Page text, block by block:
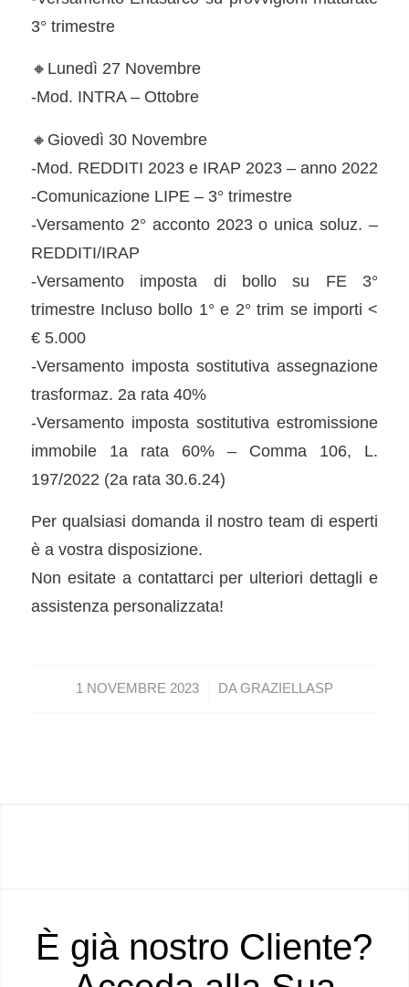
3° trimestre
🔸Lunedì 27 Novembre
-Mod. INTRA – Ottobre
🔸Giovedì 30 Novembre
-Mod. REDDITI 2023 e IRAP 2023 – anno 2022
-Comunicazione LIPE – 3° trimestre
-Versamento 2° acconto 2023 o unica soluz. –
REDDITI/IRAP
-Versamento imposta di bollo su FE 3°
trimestre Incluso bollo 1° e 2° trim se importi <
€ 5.000
-Versamento imposta sostitutiva assegnazione
trasformaz. 2a rata 40%
-Versamento imposta sostitutiva estromissione
immobile 1a rata 60% – Comma 106, L.
197/2022 (2a rata 30.6.24)
Per qualsiasi domanda il nostro team di esperti
è a vostra disposizione.
Non esitate a contattarci per ulteriori dettagli e
assistenza personalizzata!
1 NOVEMBRE 2023
/ DAGRAZIELLASP
È già nostro Cliente?